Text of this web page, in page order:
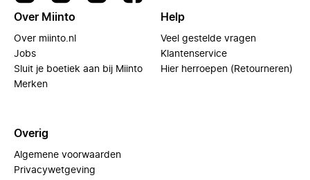
Over Miinto
Over miinto.nl
Jobs
Sluit je boetiek aan bij Miinto
Merken
Help
Veel gestelde vragen
Klantenservice
Hier herroepen (Retourneren)
Overig
Algemene voorwaarden
Privacywetgeving